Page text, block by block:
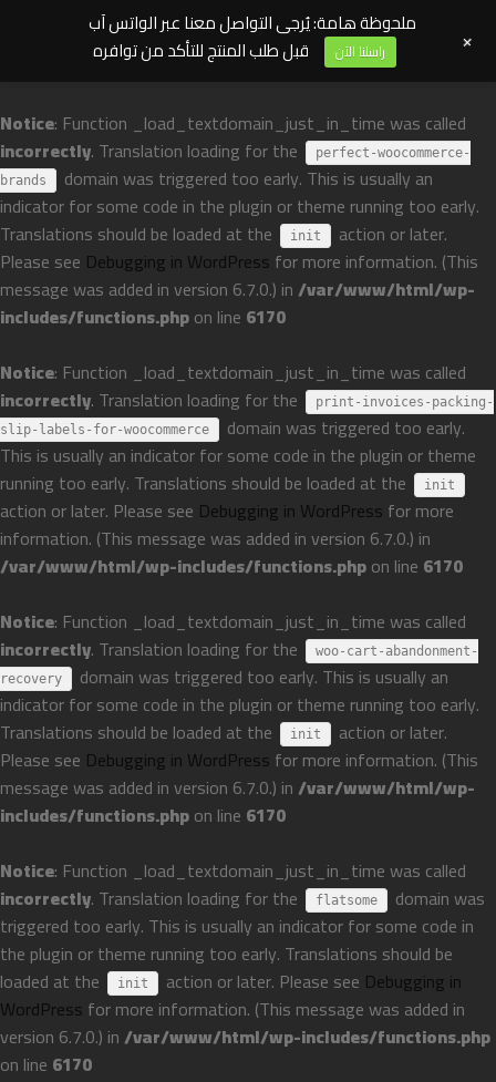
Notice: Function _load_textdomain_just_in_time was called
incorrectly. Translation loading for the
perfect-woocommerce-
brands
domain was triggered too early. This is usually an
indicator for some code in the plugin or theme running too early.
Translations should be loaded at the
init
action or later.
Please see Debugging in WordPress for more information. (This
message was added in version 6.7.0.) in/var/www/html/wp-
includes/functions.phpon line 6170
Notice: Function _load_textdomain_just_in_time was called
incorrectly. Translation loading for the
print-invoices-packing-
slip-labels-for-woocommerce
domain was triggered too early.
This is usually an indicator for some code in the plugin or theme
running too early. Translations should be loaded at the
init
action or later. Please see Debugging in WordPress for more
information. (This message was added in version 6.7.0.) in
/var/www/html/wp-includes/functions.phpon line 6170
Notice: Function _load_textdomain_just_in_time was called
incorrectly. Translation loading for the
woo-cart-abandonment-
recovery
domain was triggered too early. This is usually an
indicator for some code in the plugin or theme running too early.
Translations should be loaded at the
init
action or later.
Please see Debugging in WordPress for more information. (This
message was added in version 6.7.0.) in/var/www/html/wp-
includes/functions.phpon line 6170
Notice: Function _load_textdomain_just_in_time was called
incorrectly. Translation loading for the flatsome
domain was
triggered too early. This is usually an indicator for some code in
the plugin or theme running too early. Translations should be
loaded at the
init action or later. Please see Debugging in
WordPress for more information. (This message was added in
version 6.7.0.) in/var/www/html/wp-includes/functions.php
on line 6170
ملحوظة هامة: يُرجى التواصل معنا عبر الواتس آب
قبل طلب المنتج للتأكد من توافره
راسلنا الآن +